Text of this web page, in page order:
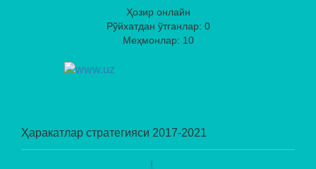
Ҳозир онлайн
Рўйхатдан ўтганлар: 0
Меҳмонлар: 10
Ҳаракатлар стратегияси 2017-2021